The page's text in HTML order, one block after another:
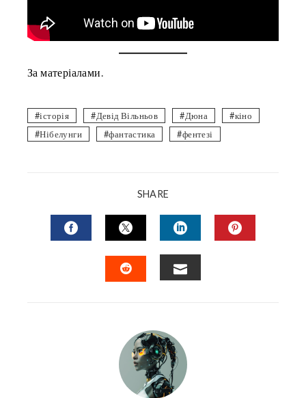
За матеріалами.
історія Девід Вільньов Дюна
кіно
Нібелунги
фантастика фентезі
SHARE
FACEBOOKTWITTERLINKEDIN